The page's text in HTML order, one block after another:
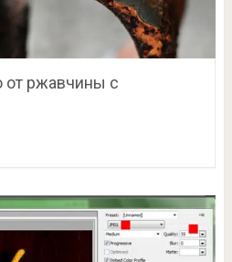
от ржавчины с